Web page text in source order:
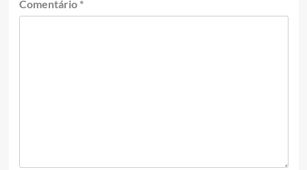
Comentário *